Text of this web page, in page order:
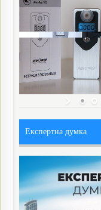
Експертна думка